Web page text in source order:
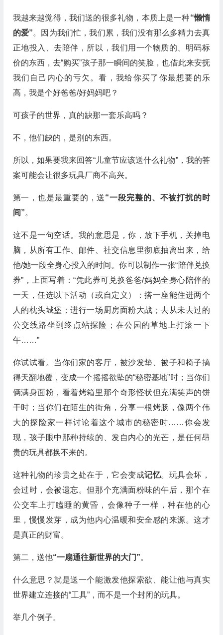
我越来越觉得，我们送的很多礼物，本质上是一种“懒惰
的爱”。因为我们忙，我们累，我们没有那么多精力去真
正地投入、去陪伴，所以，我们用一个物质的、明码标
价的东西，去“购买”孩子那一瞬间的笑脸，也借此来安抚
我们自己内心的亏欠。看，我给你买了你最想要的乐
高，我是个好爸爸/好妈妈吧？
可孩子的世界，真的缺那一套乐高吗？
不，他们缺的，是别的东西。
所以，如果要我来回答“儿童节应该送什么礼物”，我的答
案可能会让很多玩具厂商不高兴。
第一，也是最重要的，送“一段完整的、不被打扰的时
间”。
这不是一句空话。我的意思是，你，放下手机，关掉电
脑，从所有工作、邮件、社交信息里彻底抽离出来，给
他/她一段全身心投入的时间。你可以制作一张“陪伴兑换
券”，上面写着：“凭此券可兑换爸爸/妈妈全身心陪伴的
一天，任选以下活动（或自定义）：搭一座能住进两个
人的枕头城堡；进行一场厨房面粉大战；去从未去过的
公交线路坐到终点站探险；在公园的草地上打滚一下
午……”
你试试看。当你们家的客厅，被沙发垫、被子和椅子搞
得天翻地覆，变成一个摇摇欲坠的“秘密基地”时；当你们
俩满身面粉，看着烤箱里那个奇形怪状但充满笑声的饼
干时；当你们在陌生的街角，分享一根烤肠，像两个伟
大的探险家一样讨论着这个城市的秘密时……你会发
现，孩子眼中那种持续的、发自内心的光芒，是任何昂
贵的玩具都换不来的。
这种礼物的珍贵之处在于，它会变成记忆。玩具会坏，
会过时，会被遗忘。但那个充满面粉味的午后，那个在
公交车上打瞌睡的黄昏，会像种子一样，种在他的心
里，慢慢发芽，成为他内心温暖和安全感的来源。这才
是真正的财富。
第二，送他“一扇通往新世界的大门”。
什么意思？就是送一个能激发他探索欲、能让他与真实
世界建立连接的“工具”，而不是一个封闭的玩具。
举几个例子。